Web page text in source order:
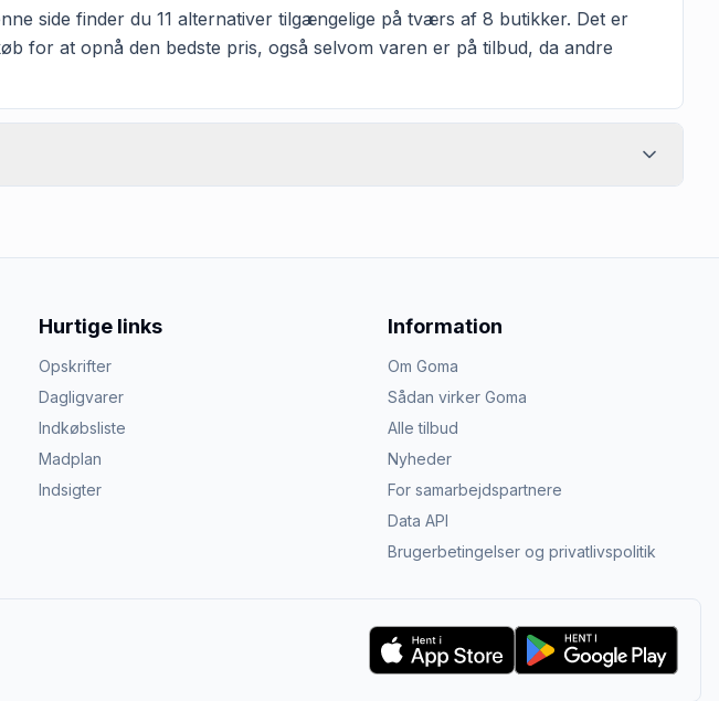
side finder du 11 alternativer tilgængelige på tværs af 8 butikker. Det er
for at opnå den bedste pris, også selvom varen er på tilbud, da andre
Hurtige links
Opskrifter
Dagligvarer
Indkøbsliste
Madplan
Indsigter
Information
Om Goma
Sådan virker Goma
Alle tilbud
Nyheder
For samarbejdspartnere
Data API
Brugerbetingelser og privatlivspolitik